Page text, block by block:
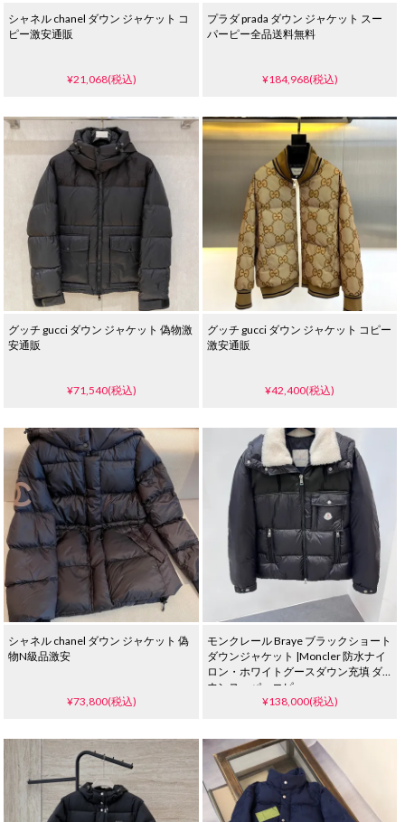
シャネル chanel ダウン ジャケット コ
ピー激安通販
¥21,068(税込)
プラダ prada ダウン ジャケット スー
パーピー全品送料無料
¥184,968(税込)
グッチ gucci ダウン ジャケット 偽物激
安通販
¥71,540(税込)
グッチ gucci ダウン ジャケット コピー
激安通販
¥42,400(税込)
シャネル chanel ダウン ジャケット 偽
物N級品激安
¥73,800(税込)
モンクレール Braye ブラックショート
ダウンジャケット |Moncler 防水ナイ
ロン・ホワイトグースダウン充填 ダ
ウンスーパーコピー
¥138,000(税込)